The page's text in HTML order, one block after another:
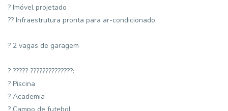
? Imóvel projetado
?? Infraestrutura pronta para ar-condicionado
? 2 vagas de garagem
? ????? ??????????????:
? Piscina
? Academia